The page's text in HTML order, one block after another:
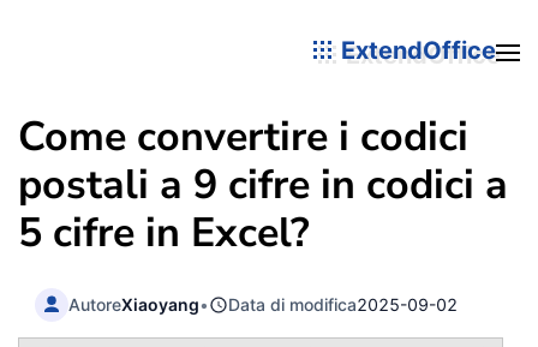
ExtendOffice
Come convertire i codici
postali a 9 cifre in codici a
5 cifre in Excel?
AutoreXiaoyang• Data di modifica2025-09-02